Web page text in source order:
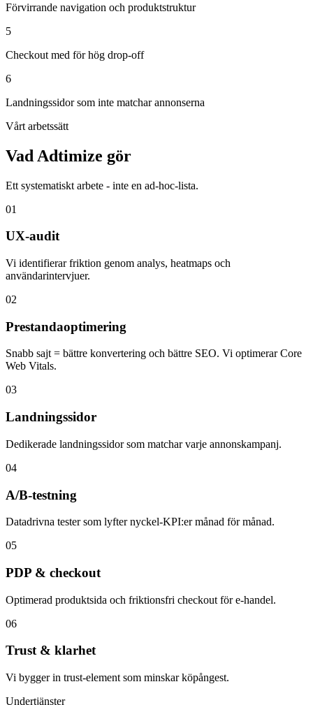
Förvirrande navigation och produktstruktur
5
Checkout med för hög drop-off
6
Landningssidor som inte matchar annonserna
Vårt arbetssätt
Vad Adtimize gör
Ett systematiskt arbete - inte en ad-hoc-lista.
01
UX-audit
Vi identifierar friktion genom analys, heatmaps och
användarintervjuer.
02
Prestandaoptimering
Snabb sajt = bättre konvertering och bättre SEO. Vi optimerar Core
Web Vitals.
03
Landningssidor
Dedikerade landningssidor som matchar varje annonskampanj.
04
A/B-testning
Datadrivna tester som lyfter nyckel-KPI:er månad för månad.
05
PDP & checkout
Optimerad produktsida och friktionsfri checkout för e-handel.
06
Trust & klarhet
Vi bygger in trust-element som minskar köpångest.
Undertjänster